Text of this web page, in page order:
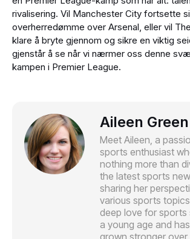
rivalisering. Vil Manchester City fortsette
overherredømme over Arsenal, eller vil
klare å bryte gjennom og sikre en viktig
gjenstår å se når vi nærmer oss denne
kampen i Premier League.
Aileen Green
Meet Aileen, a
sports enthusiast
nothing more than
the latest sports
sharing her
various sports
deep love for sports
a young age and
grown stronger over